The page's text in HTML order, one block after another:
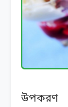
উপকরণ